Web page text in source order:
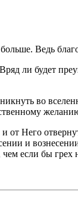
Ведь
ли будет
во
от Него
и
если бы грех